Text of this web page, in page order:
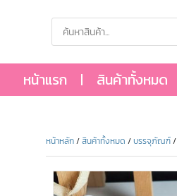
หน้าแรก สินค้าทั้งหมด
หน้าหลัก/สินค้าทั้งหมด /บรรจุภัณฑ์/